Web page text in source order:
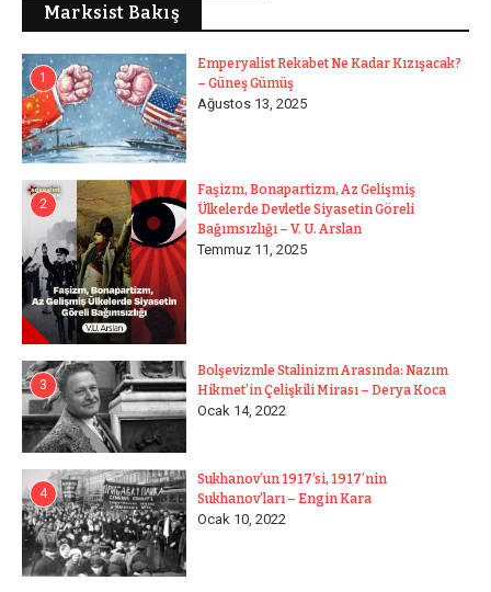
Marksist Bakış
1
Emperyalist Rekabet Ne Kadar Kızışacak?
– Güneş Gümüş
Ağustos 13, 2025
2
Faşizm, Bonapartizm, Az Gelişmiş
Ülkelerde Devletle Siyasetin Göreli
Bağımsızlığı – V. U. Arslan
Temmuz 11, 2025
3
Bolşevizmle Stalinizm Arasında: Nazım
Hikmet’in Çelişkili Mirası – Derya Koca
Ocak 14, 2022
4
Sukhanov’un 1917’si, 1917’nin
Sukhanov’ları – Engin Kara
Ocak 10, 2022